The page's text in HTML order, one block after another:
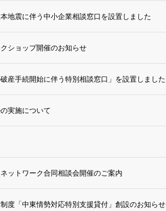
本地震に伴う中小企業相談窓口を設置しました
ショップ開催のお知らせ
破産手続開始に伴う特別相談窓口」を設置しました
実施について
ットワーク合同相談会開催のご案内
度「中東情勢対応特別支援貸付」創設のお知らせ